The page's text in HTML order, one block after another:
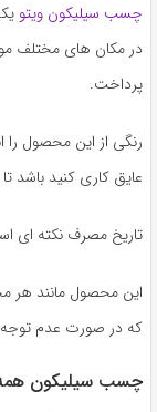
لینک
چسب سیلیکون ویتو
در مکان های مختلف
پرداخت.
رنگی از این محصول
عایق کاری کنید باشد
تاریخ مصرف نکته ‌ای
این محصول مانند هر
که در صورت عدم توجه
چسب سیلیکون همه